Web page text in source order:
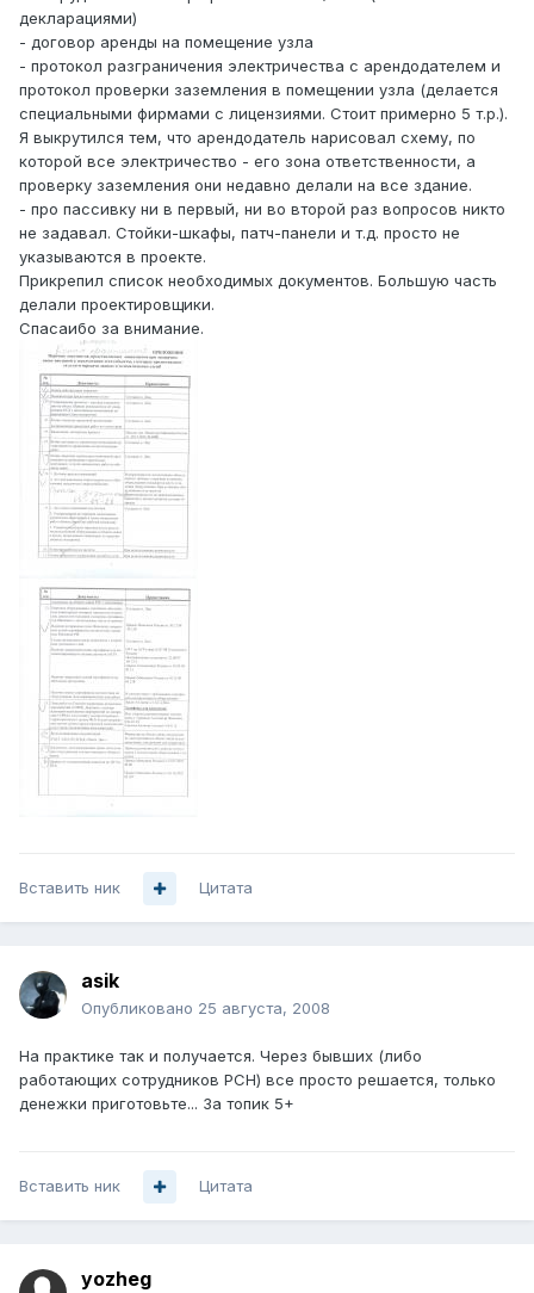
декларациями)
- договор аренды на помещение узла
- протокол разграничения электричества с арендодателем и
протокол проверки заземления в помещении узла (делается
специальными фирмами с лицензиями. Стоит примерно 5 т.р.).
Я выкрутился тем, что арендодатель нарисовал схему, по
которой все электричество - его зона ответственности, а
проверку заземления они недавно делали на все здание.
- про пассивку ни в первый, ни во второй раз вопросов никто
не задавал. Стойки-шкафы, патч-панели и т.д. просто не
указываются в проекте.
Прикрепил список необходимых документов. Большую часть
делали проектировщики.
Спасаибо за внимание.
Вставить ник Цитата
asik
Опубликовано 25 августа, 2008
На практике так и получается. Через бывших (либо
работающих сотрудников РСН) все просто решается, только
денежки приготовьте... За топик 5+
Вставить ник Цитата
yozheg